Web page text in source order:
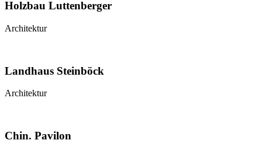
Holzbau Luttenberger
Architektur
Landhaus Steinböck
Architektur
Chin. Pavilon